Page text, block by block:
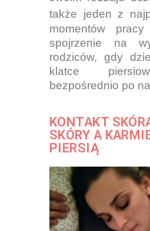
także jeden z
momentów
spojrzenie na
rodziców, gdy
klatce
bezpośrednio po
KONTAKT
SKÓRY A
PIERSIĄ